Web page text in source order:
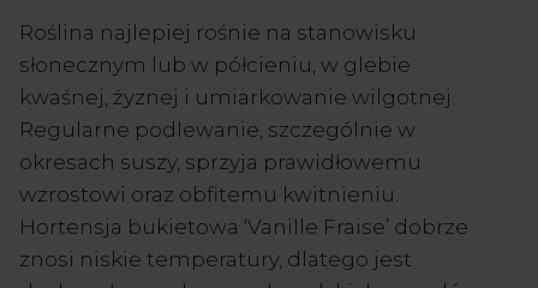
Roślina najlepiej rośnie na stanowisku
słonecznym lub w półcieniu, w glebie
kwaśnej, żyznej i umiarkowanie wilgotnej.
Regularne podlewanie, szczególnie w
okresach suszy, sprzyja prawidłowemu
wzrostowi oraz obfitemu kwitnieniu.
Hortensja bukietowa ‘Vanille Fraise’ dobrze
znosi niskie temperatury, dlatego jest